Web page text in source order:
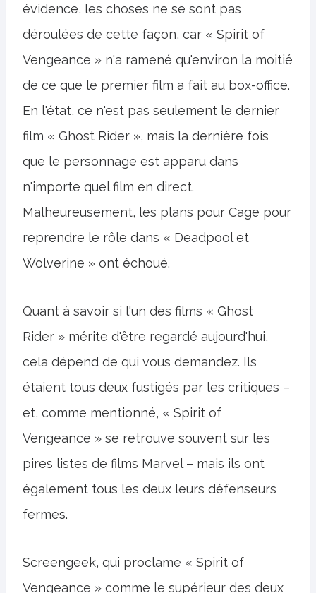
évidence, les choses ne se sont pas
déroulées de cette façon, car « Spirit of
Vengeance » n'a ramené qu'environ la moitié
de ce que le premier film a fait au box-office.
En l'état, ce n'est pas seulement le dernier
film « Ghost Rider », mais la dernière fois
que le personnage est apparu dans
n'importe quel film en direct.
Malheureusement, les plans pour Cage pour
reprendre le rôle dans « Deadpool et
Wolverine » ont échoué.
Quant à savoir si l'un des films « Ghost
Rider » mérite d'être regardé aujourd'hui,
cela dépend de qui vous demandez. Ils
étaient tous deux fustigés par les critiques –
et, comme mentionné, « Spirit of
Vengeance » se retrouve souvent sur les
pires listes de films Marvel – mais ils ont
également tous les deux leurs défenseurs
fermes.
Screengeek, qui proclame « Spirit of
Vengeance » comme le supérieur des deux